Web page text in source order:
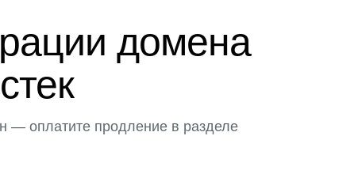
домена
— оплатите продление в разделе